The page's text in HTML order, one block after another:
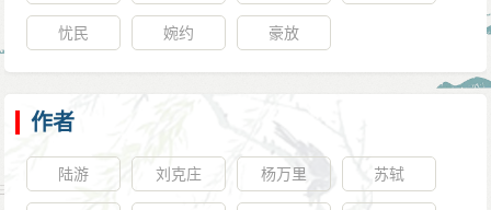
忧民 婉约 豪放
作者
陆游 刘克庄 杨万里 苏轼